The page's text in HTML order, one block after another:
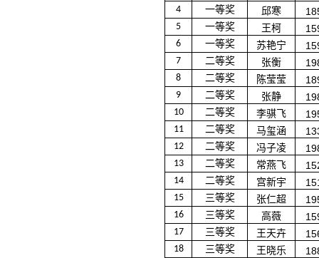
4 一等奖 邱寒
5 一等奖 王柯
6 一等奖 苏艳宁
7 二等奖 张衡
8 二等奖 陈莹莹
9 二等奖 张静
10 二等奖 李骐飞
11 二等奖 马玺涵
12 二等奖 冯子凌
13 二等奖 常燕飞
14 二等奖 宫新宇
15 三等奖 张仁超
16 三等奖 高薇
17 三等奖 王天卉
18 三等奖 王晓乐